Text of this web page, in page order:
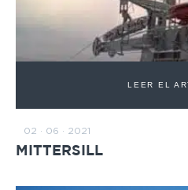
LEER EL
02 · 06 · 2021
MITTERSILL